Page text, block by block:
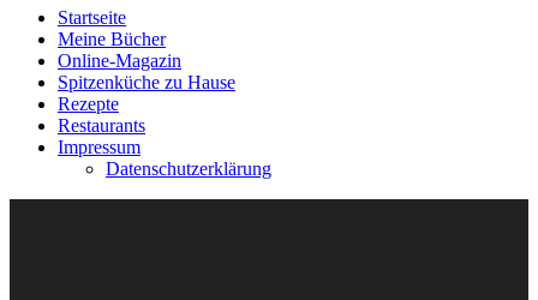
Startseite
Meine Bücher
Online-Magazin
Spitzenküche zu Hause
Rezepte
Restaurants
Impressum
Datenschutzerklärung